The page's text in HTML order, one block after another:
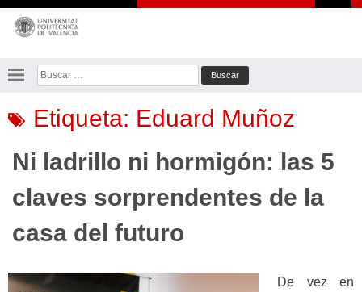
Saltar
contenido
Buscar:
Etiqueta: Eduard Muñoz
Ni ladrillo ni hormigón: las 5
claves sorprendentes de la
casa del futuro
De vez en